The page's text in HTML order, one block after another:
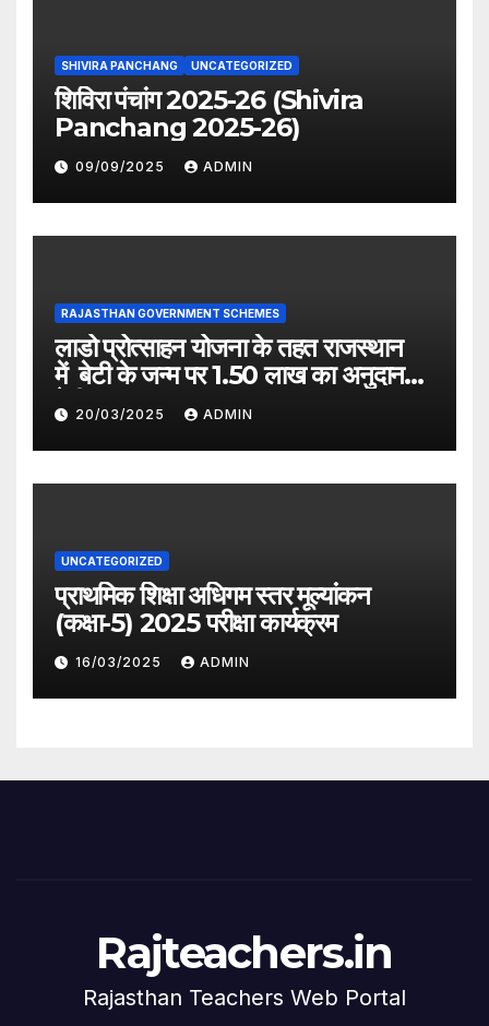
SHIVIRA PANCHANG UNCATEGORIZED
शिविरा पंचांग 2025-26 (Shivira
Panchang 2025-26)
09/09/2025 ADMIN
RAJASTHAN GOVERNMENT SCHEMES
लाडो प्रोत्साहन योजना के तहत राजस्थान
में बेटी के जन्म पर 1.50 लाख का अनुदान
देगी सरकार
20/03/2025 ADMIN
UNCATEGORIZED
प्राथमिक शिक्षा अधिगम स्तर मूल्यांकन
(कक्षा-5) 2025 परीक्षा कार्यक्रम
16/03/2025 ADMIN
Rajteachers.in
Rajasthan Teachers Web Portal